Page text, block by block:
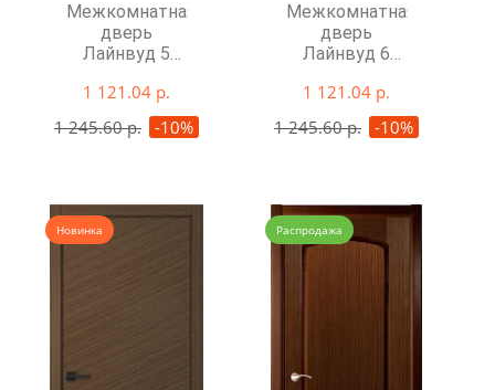
Межкомнатная
дверь
Лайнвуд 5
1 121.04 р.
1 245.60 р. -10%
Межкомнатная
дверь
Лайнвуд 6
1 121.04 р.
1 245.60 р. -10%
Новинка Распродажа